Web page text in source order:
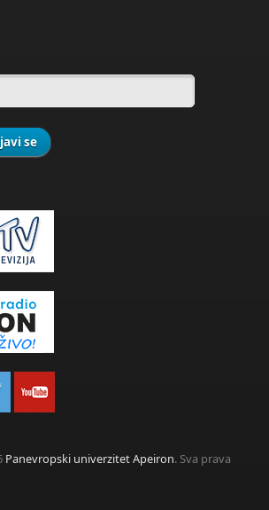
Panevropski univerzitet Apeiron. Sva prava